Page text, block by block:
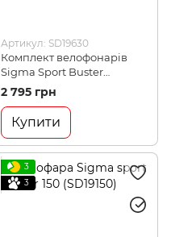
Артикул: SD19630
Комплект велофонарів
Sigma Sport Buster
400/Buster RL 80 K-Set
(SD19630)
2 795 грн
Купити
3
3